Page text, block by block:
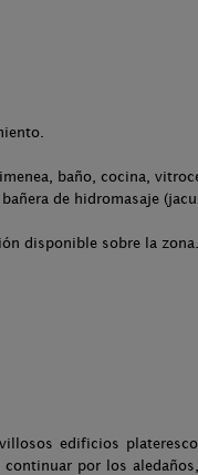
baño, cocina,
de hidromasaje
disponible sobre la zona.
edificios
por los